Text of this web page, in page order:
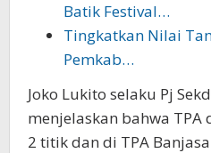
Batik Festival…
Tingkatkan Nilai
Pemkab…
Joko Lukito selaku Pj
menjelaskan bahwa
2 titik dan di TPA